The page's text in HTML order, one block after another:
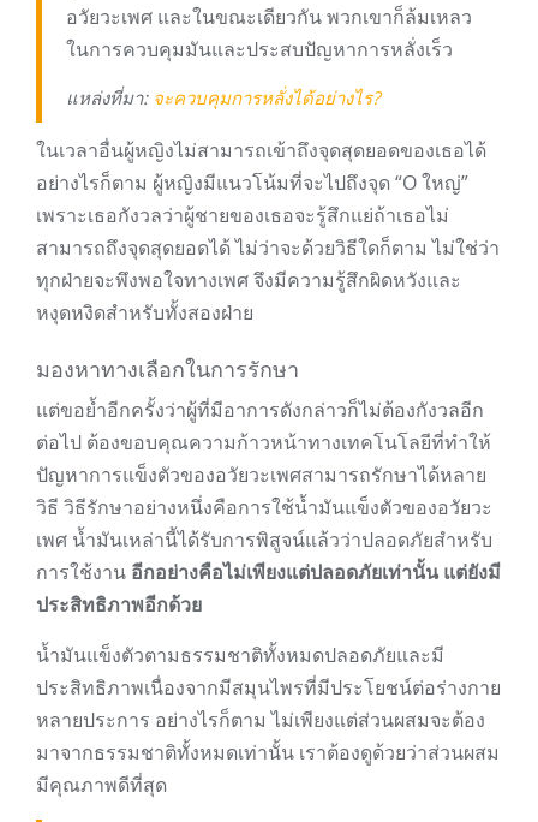
อวัยวะเพศ และในขณะเดียวกัน พวกเขาก็ล้มเหลว
ในการควบคุมมันและประสบปัญหาการหลั่งเร็ว
แหล่งที่มา: จะควบคุมการหลั่งได้อย่างไร?
ในเวลาอื่นผู้หญิงไม่สามารถเข้าถึงจุดสุดยอดของเธอได้
อย่างไรก็ตาม ผู้หญิงมีแนวโน้มที่จะไปถึงจุด “O ใหญ่”
เพราะเธอกังวลว่าผู้ชายของเธอจะรู้สึกแย่ถ้าเธอไม่
สามารถถึงจุดสุดยอดได้ ไม่ว่าจะด้วยวิธีใดก็ตาม ไม่ใช่ว่า
ทุกฝ่ายจะพึงพอใจทางเพศ จึงมีความรู้สึกผิดหวังและ
หงุดหงิดสำหรับทั้งสองฝ่าย
มองหาทางเลือกในการรักษา
แต่ขอย้ำอีกครั้งว่าผู้ที่มีอาการดังกล่าวก็ไม่ต้องกังวลอีก
ต่อไป ต้องขอบคุณความก้าวหน้าทางเทคโนโลยีที่ทำให้
ปัญหาการแข็งตัวของอวัยวะเพศสามารถรักษาได้หลาย
วิธี วิธีรักษาอย่างหนึ่งคือการใช้น้ำมันแข็งตัวของอวัยวะ
เพศ น้ำมันเหล่านี้ได้รับการพิสูจน์แล้วว่าปลอดภัยสำหรับ
การใช้งาน อีกอย่างคือไม่เพียงแต่ปลอดภัยเท่านั้น แต่ยังมี
ประสิทธิภาพอีกด้วย
น้ำมันแข็งตัวตามธรรมชาติทั้งหมดปลอดภัยและมี
ประสิทธิภาพเนื่องจากมีสมุนไพรที่มีประโยชน์ต่อร่างกาย
หลายประการ อย่างไรก็ตาม ไม่เพียงแต่ส่วนผสมจะต้อง
มาจากธรรมชาติทั้งหมดเท่านั้น เราต้องดูด้วยว่าส่วนผสม
มีคุณภาพดีที่สุด